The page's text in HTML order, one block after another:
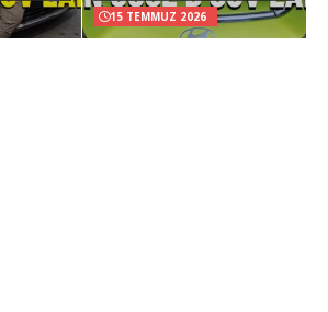
15 TEMMUZ 2026